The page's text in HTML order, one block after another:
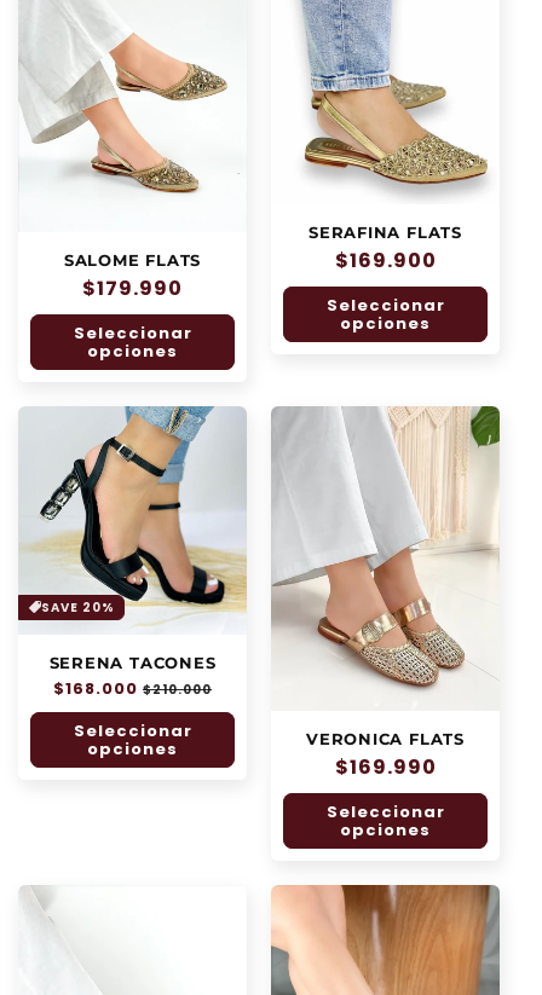
SALOME FLATS
Precio
habitual
$179.990
Seleccionar
opciones
SERAFINA FLATS
Precio
habitual
$169.900
Seleccionar
opciones
SAVE 20%
SERENA TACONES
Precio
habitual
$168.000 Precio
de
oferta
$210.000
Seleccionar
opciones VERONICA FLATS
Precio
habitual
$169.990
Seleccionar
opciones